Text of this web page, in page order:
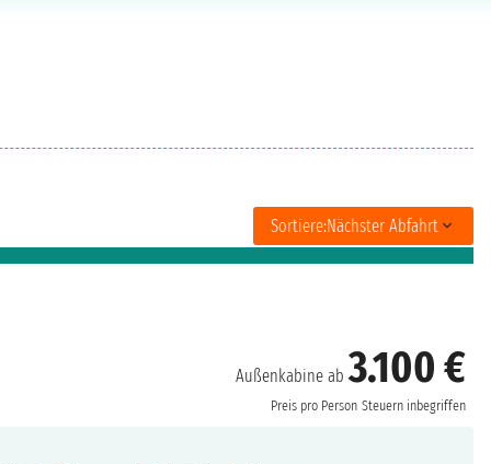
Sortiere:Nächster Abfahrt
Außenkabine ab3.100 €
Preis pro Person Steuern inbegriffen